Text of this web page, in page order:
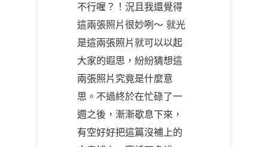
不行喔？！況且我還覺得
這兩張照片很妙咧～ 就光
是這兩張照片就可以以起
大家的遐思，紛紛猜想這
兩張照片究竟是什麼意
思。不過終於在忙碌了一
週之後，漸漸歇息下來，
有空好好把這篇沒補上的